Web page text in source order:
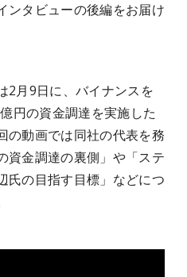
ンタビューの後編をお届け
2月9日に、バイナンスを
円の資金調達を実施した
の動画では同社の代表を務
資金調達の裏側」や「ステ
氏の目指す目標」などにつ